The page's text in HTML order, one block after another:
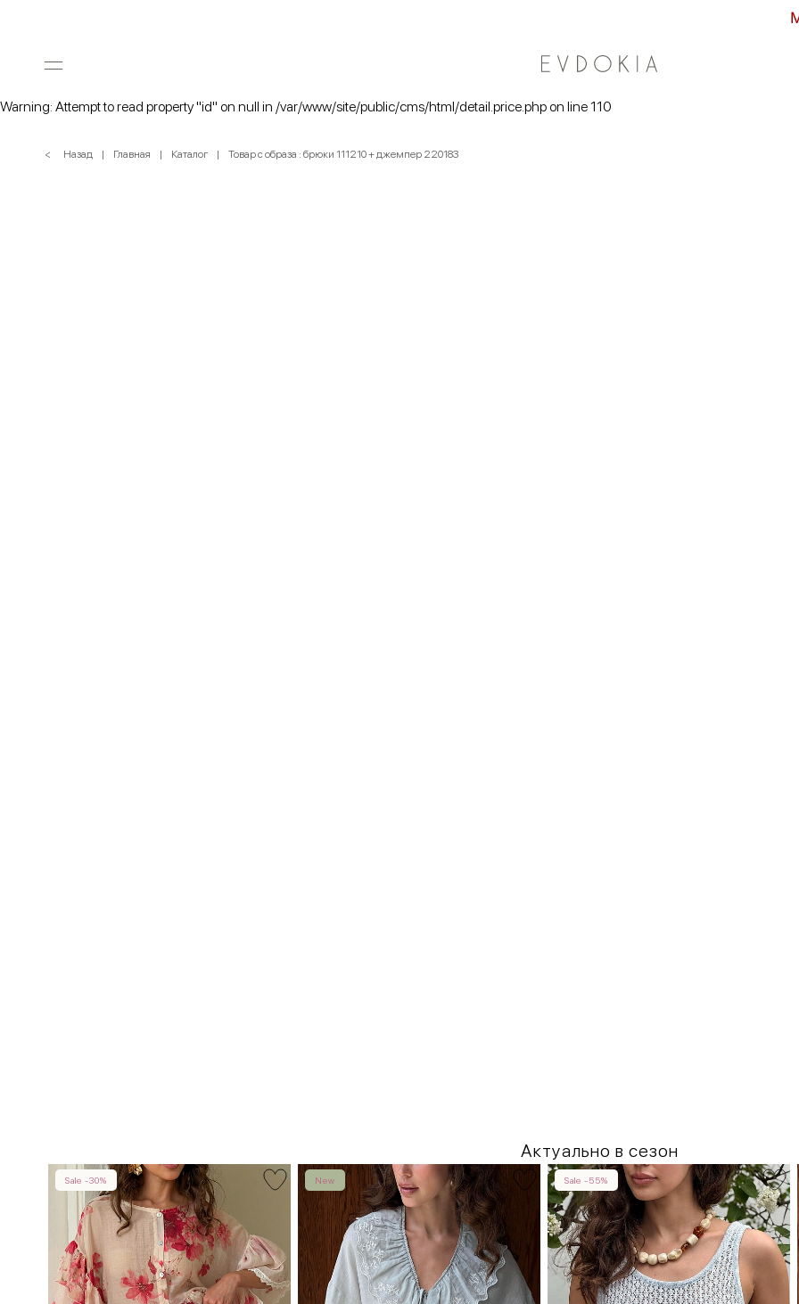
Warning: Attempt to read property "id" on null in /var/www/site/public/cms/html/detail.price.php on line 110
< Назад Главная Каталог Товар с образа : брюки 111210 + джемпер 220183
Актуально в сезон
Sale -30% New Sale -55%